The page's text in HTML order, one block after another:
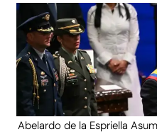
Abelardo de la Espriella